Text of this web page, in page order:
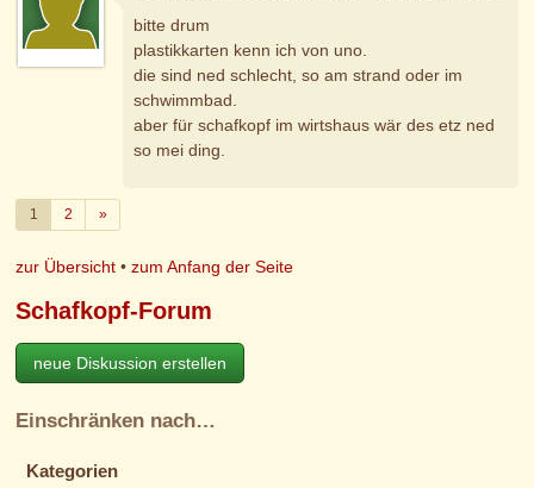
bitte drum
plastikkarten kenn ich von uno.
die sind ned schlecht, so am strand oder im
schwimmbad.
aber für schafkopf im wirtshaus wär des etz ned
so mei ding.
1 2 »Weiter
zur Übersicht •zum Anfang der Seite
Schafkopf-Forum
neue Diskussion erstellen
Einschränken nach…
Kategorien